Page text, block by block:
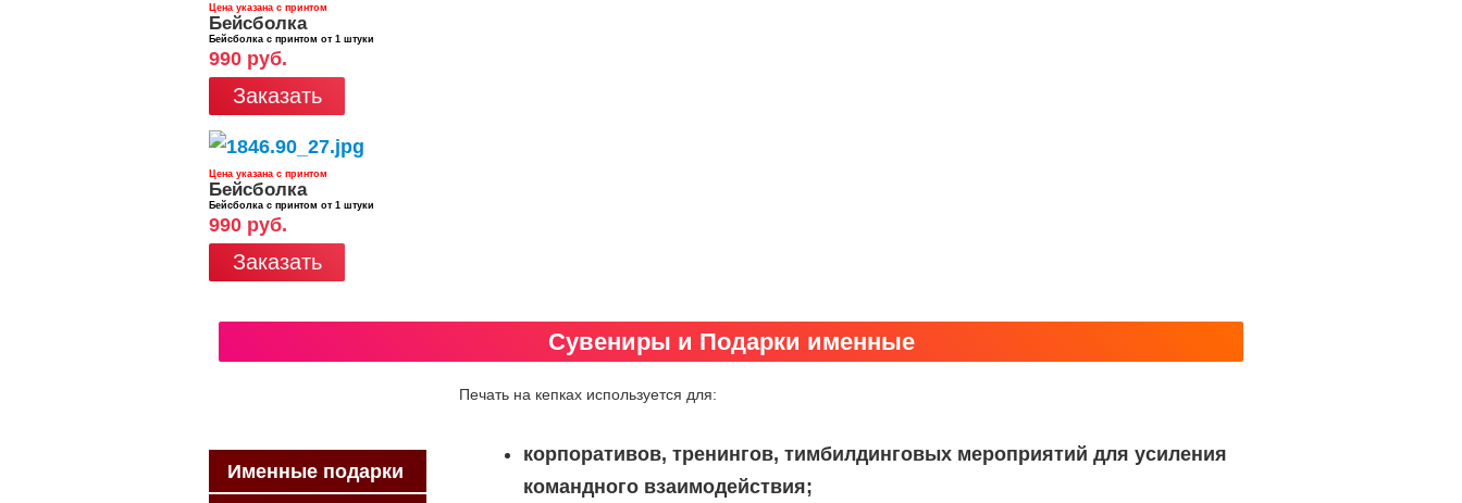
Цена указана с принтом
Бейсболка
Бейсболка с принтом от 1 штуки
990 руб.
Заказать
Цена указана с принтом
Бейсболка
Бейсболка с принтом от 1 штуки
990 руб.
Заказать
Сувениры и Подарки именные
Именные подарки
Печать на кепках используется для:
корпоративов, тренингов, тимбилдинговых мероприятий для усиления
командного взаимодействия;